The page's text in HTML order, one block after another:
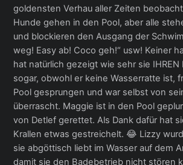
goldensten Verhau aller Zeiten
Hunde gehen in den Pool, aber alle
und blockieren den Ausgang der
weg! Easy ab! Coco geh!“ usw! Keiner
hat natürlich gezeigt wie sehr sie IHREN
sogar, obwohl er keine Wasserratte ist,
Pool gesprungen und war selbst von
überrascht. Maggie ist in den Pool
von Detlef gerettet. Als Dank dafür hat
Krallen etwas gestreichelt. 😂 Lizzy
sie abgöttisch liebt im Wasser auf dem
damit sie den Badebetrieb nicht stören